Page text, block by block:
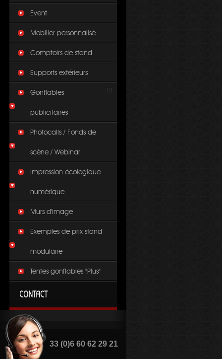
Event
Mobilier personnalisé
Comptoirs de stand
Supports extérieurs
Gonflables
publicitaires
Photocalls / Fonds de
scène / Webinar
Impression écologique
numérique
Murs d'image
Exemples de prix stand
modulaire
Tentes gonflables "Plus"
CONTACT
33 (0)6 60 62 29 21